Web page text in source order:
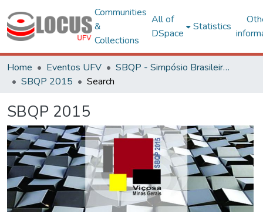
Communities
&
Collections
All of
DSpace
Statistics
Home Eventos UFV
SBQP - Simpósio Brasileiro de Qualidade do Projeto no Ambiente Construído
SBQP 2015
Search
SBQP 2015